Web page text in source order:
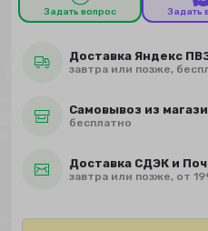
Задать вопрос Задать
Доставка Яндекс
завтра или позже,
Самовывоз из
бесплатно
Доставка СДЭК и
завтра или позже, от